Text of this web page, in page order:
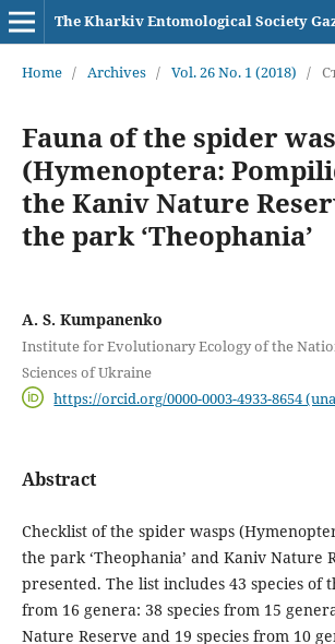
The Kharkiv Entomological Society
Home / Archives / Vol. 26 No. 1 (2018) /
Fauna of the spider
(Hymenoptera:
the Kaniv Nature
the park ‘Theophania’
A. S. Kumpanenko
Institute for Evolutionary Ecology of the
Sciences of Ukraine
https://orcid.org/0000-0003-4933-8654
Abstract
Checklist of the spider wasps
the park ‘Theophania’ and Kaniv Nature
presented. The list includes 43 species of
from 16 genera: 38 species from 15
Nature Reserve and 19 species from 10